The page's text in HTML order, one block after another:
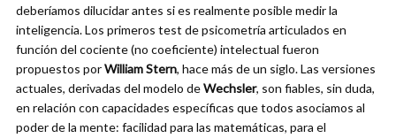
deberíamos dilucidar antes si es realmente posible medir la
inteligencia. Los primeros test de psicometría articulados en
función del cociente (no coeficiente) intelectual fueron
propuestos porWilliam Stern, hace más de un siglo. Las versiones
actuales, derivadas del modelo deWechsler, son fiables, sin duda,
en relación con capacidades específicas que todos asociamos al
poder de la mente: facilidad para las matemáticas, para el